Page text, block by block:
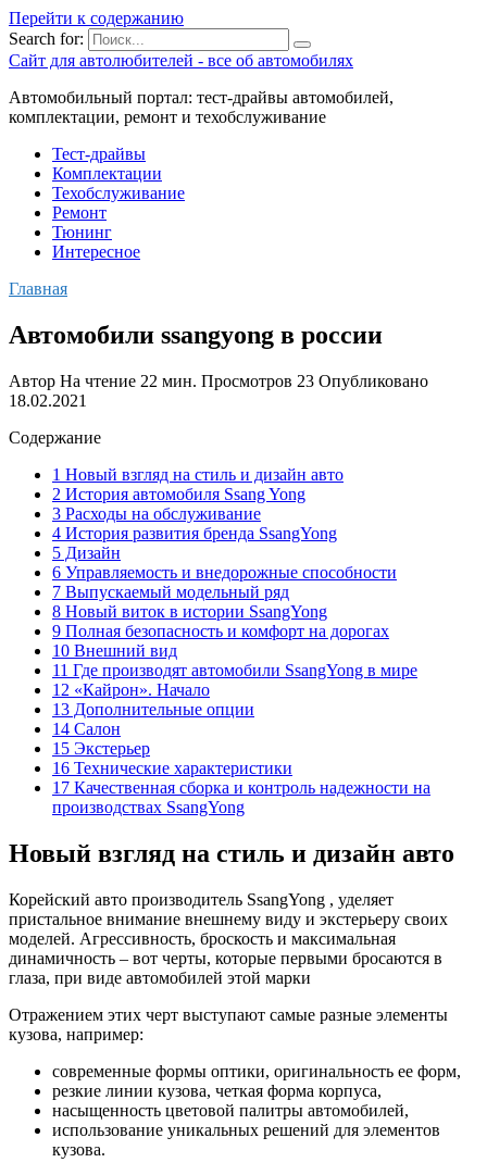
Перейти к содержанию
Search for:
Сайт для автолюбителей - все об автомобилях
Автомобильный портал: тест-драйвы автомобилей,
комплектации, ремонт и техобслуживание
Тест-драйвы
Комплектации
Техобслуживание
Ремонт
Тюнинг
Интересное
Главная
Автомобили ssangyong в россии
Автор На чтение 22 мин. Просмотров 23 Опубликовано
18.02.2021
Содержание
1 Новый взгляд на стиль и дизайн авто
2 История автомобиля Ssang Yong
3 Расходы на обслуживание
4 История развития бренда SsangYong
5 Дизайн
6 Управляемость и внедорожные способности
7 Выпускаемый модельный ряд
8 Новый виток в истории SsangYong
9 Полная безопасность и комфорт на дорогах
10 Внешний вид
11 Где производят автомобили SsangYong в мире
12 «Кайрон». Начало
13 Дополнительные опции
14 Салон
15 Экстерьер
16 Технические характеристики
17 Качественная сборка и контроль надежности на
производствах SsangYong
Новый взгляд на стиль и дизайн авто
Корейский авто производитель SsangYong , уделяет
пристальное внимание внешнему виду и экстерьеру своих
моделей. Агрессивность, броскость и максимальная
динамичность – вот черты, которые первыми бросаются в
глаза, при виде автомобилей этой марки
Отражением этих черт выступают самые разные элементы
кузова, например:
современные формы оптики, оригинальность ее форм,
резкие линии кузова, четкая форма корпуса,
насыщенность цветовой палитры автомобилей,
использование уникальных решений для элементов
кузова.